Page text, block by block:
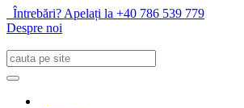
Întrebări? Apelați la +40 786 539 779
Despre noi